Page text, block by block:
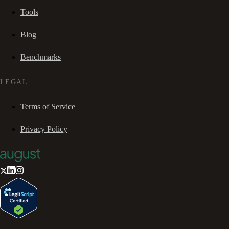
Tools
Blog
Benchmarks
LEGAL
Terms of Service
Privacy Policy